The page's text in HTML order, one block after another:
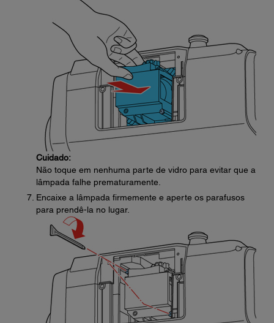
Cuidado:
Não toque em nenhuma parte de vidro para evitar que a
lâmpada falhe prematuramente.
Encaixe a lâmpada firmemente e aperte os parafusos
para prendê-la no lugar.